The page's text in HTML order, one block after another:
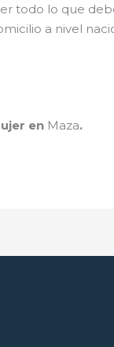
todo lo que
a nivel
en Maza.